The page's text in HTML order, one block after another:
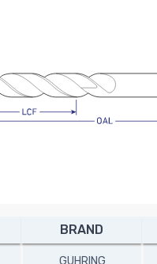
BRAND